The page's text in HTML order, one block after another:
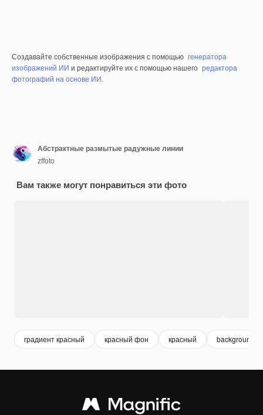
Создавайте собственные изображения с помощью генератора
изображений ИИ и редактируйте их с помощью нашего редактора
фотографий на основе ИИ.
Абстрактные размытые радужные линии
zffoto
Вам также могут понравиться эти фото
градиент красный красный фон красный background